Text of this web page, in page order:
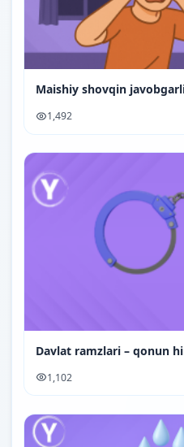
Maishiy shovqin
1,492
Davlat ramzlari – qonun
1,102